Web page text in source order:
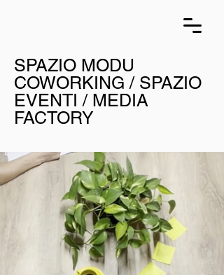
SPAZIO MODU
COWORKING / SPAZIO
EVENTI / MEDIA
FACTORY